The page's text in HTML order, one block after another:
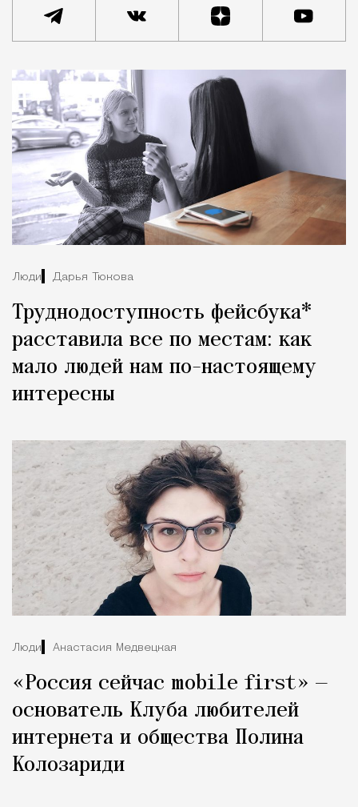
Люди Дарья Тюкова
Труднодоступность фейсбука*
расставила все по местам: как
мало людей нам по-настоящему
интересны
Люди Анастасия Медвецкая
«Россия сейчас mobile first» —
основатель Клуба любителей
интернета и общества Полина
Колозариди